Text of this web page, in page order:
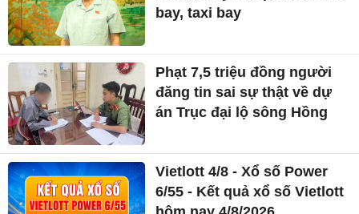
bay, taxi bay
Phạt 7,5 triệu đồng người
đăng tin sai sự thật về dự
án Trục đại lộ sông Hồng
Vietlott 4/8 - Xổ số Power
6/55 - Kết quả xổ số Vietlott